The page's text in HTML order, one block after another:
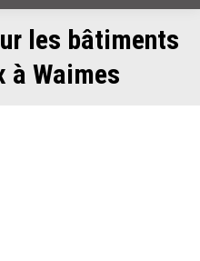
les bâtiments
à Waimes